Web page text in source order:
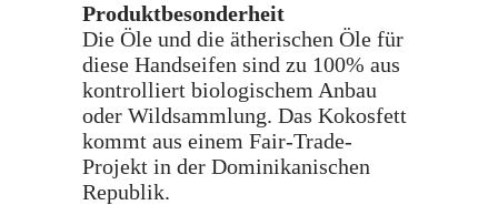
Produktbesonderheit
Die Öle und die ätherischen Öle für
diese Handseifen sind zu 100% aus
kontrolliert biologischem Anbau
oder Wildsammlung. Das Kokosfett
kommt aus einem Fair-Trade-
Projekt in der Dominikanischen
Republik.